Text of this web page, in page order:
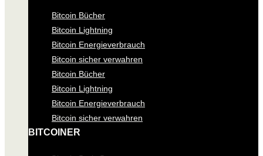
Bitcoin Bücher
Bitcoin Lightning
Bitcoin Energieverbrauch
Bitcoin sicher verwahren
Bitcoin Bücher
Bitcoin Lightning
Bitcoin Energieverbrauch
Bitcoin sicher verwahren
BITCOINER